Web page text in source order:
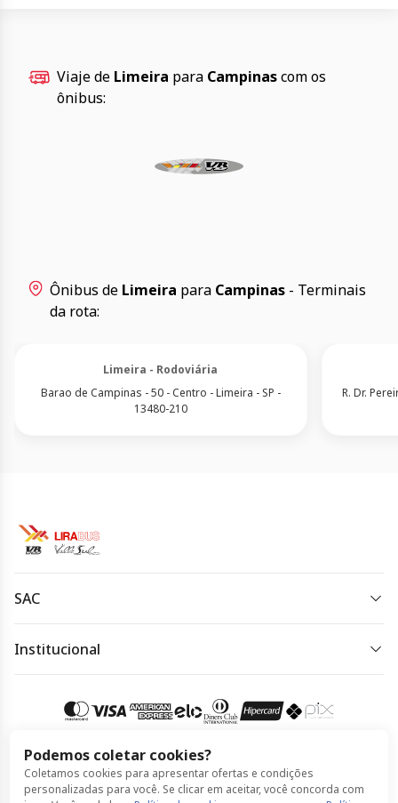
Viaje de Limeira para Campinascom os
ônibus:
Ônibus de Limeira para Campinas- Terminais
da rota:
Limeira - Rodoviária
Barao de Campinas - 50 - Centro - Limeira - SP -
13480-210
R. Dr.
Podemos coletar cookies?
Coletamos cookies para apresentar ofertas e condições
personalizadas para você. Se clicar em aceitar, você concorda com
SAC
Horário de atendimento:
8h às 18h e sexta-feira das 8h às 17h.
Acessar meu pedido
Institucional
Política de Cookies
Compra 100% segura